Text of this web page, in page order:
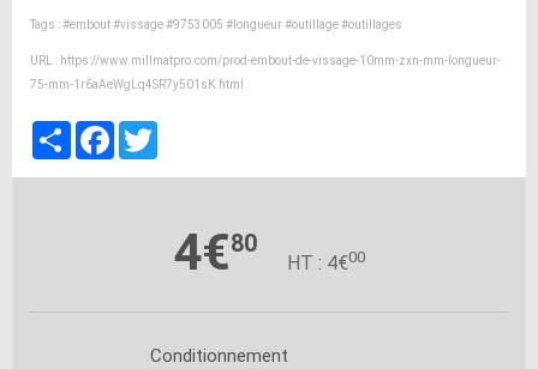
Tags :#embout#vissage#9753005 #longueur#outillage#outillages
URL : https://www.millmatpro.com/prod-embout-de-vissage-10mm-zxn-mm-longueur-
75-mm-1r6aAeWgLq4SR7y501sK.html
PartagerFacebook
4€80
HT : 4€00
Conditionnement